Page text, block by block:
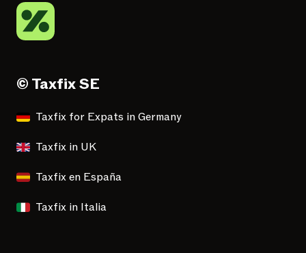
© Taxfix SE
Taxfix for Expats in Germany
Taxfix in UK
Taxfix en España
Taxfix in Italia